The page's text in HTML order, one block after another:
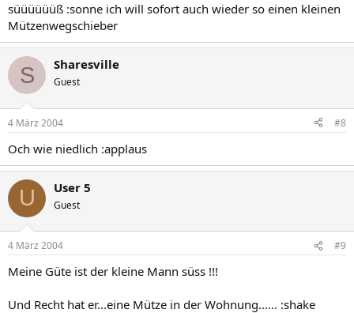
süüüüüüß :sonne ich will sofort auch wieder so einen kleinen
Mützenwegschieber
S Sharesville
Guest
4 März 2004 #8
Och wie niedlich :applaus
U User 5
Guest
4 März 2004 #9
Meine Güte ist der kleine Mann süss !!!
Und Recht hat er...eine Mütze in der Wohnung...... :shake